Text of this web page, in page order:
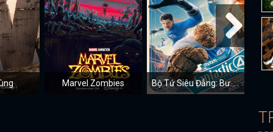
Marvel Zombies Bộ Tứ Siêu Đẳng: Bước Đi Đầu Tiên